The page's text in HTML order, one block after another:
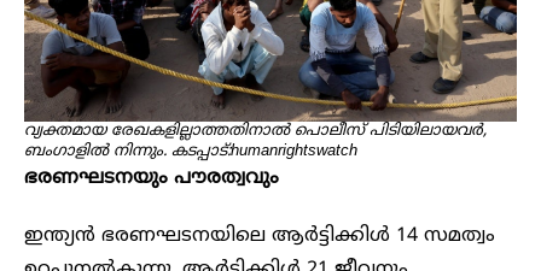
വ്യക്തമായ രേഖകളില്ലാത്തതിനാൽ പൊലീസ് പിടിയിലായവർ,
ബംഗാളിൽ നിന്നും. കടപ്പാട്:humanrightswatch
ഭരണഘടനയും പൗരത്വവും
ഇന്ത്യൻ ഭരണഘടനയിലെ ആർട്ടിക്കിൾ 14 സമത്വം